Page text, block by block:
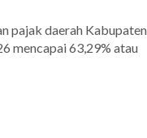
pajak daerah Kabupaten
mencapai 63,29% atau